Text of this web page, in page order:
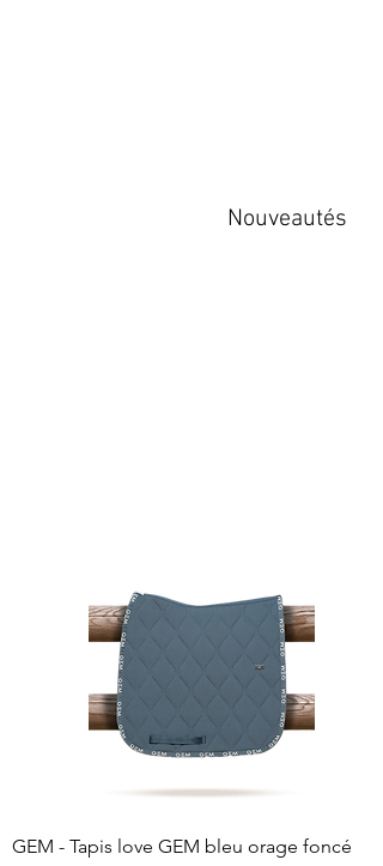
Nouveautés
Aperçu rapide
GEM - Tapis love GEM bleu orage foncé